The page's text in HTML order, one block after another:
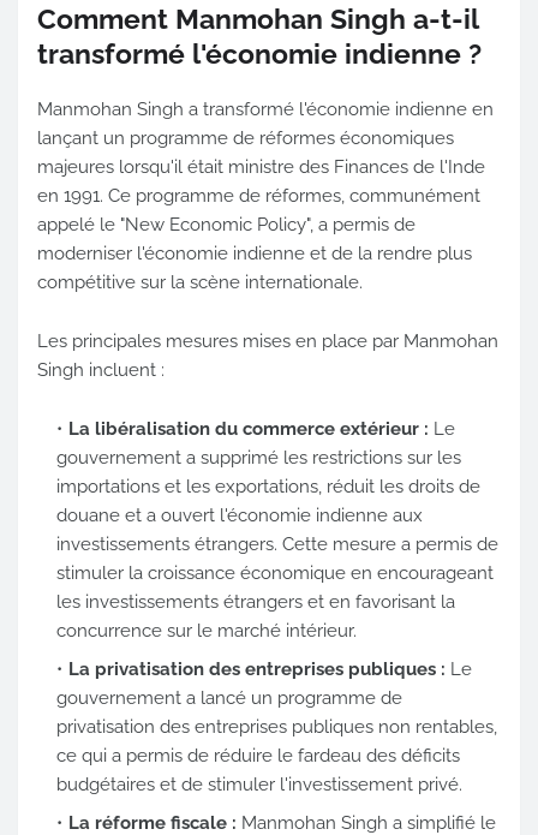
Comment Manmohan Singh a-t-il
transformé l'économie indienne ?
Manmohan Singh a transformé l'économie indienne en
lançant un programme de réformes économiques
majeures lorsqu'il était ministre des Finances de l'Inde
en 1991. Ce programme de réformes, communément
appelé le "New Economic Policy", a permis de
moderniser l'économie indienne et de la rendre plus
compétitive sur la scène internationale.
Les principales mesures mises en place par Manmohan
Singh incluent :
La libéralisation du commerce extérieur : Le
gouvernement a supprimé les restrictions sur les
importations et les exportations, réduit les droits de
douane et a ouvert l'économie indienne aux
investissements étrangers. Cette mesure a permis de
stimuler la croissance économique en encourageant
les investissements étrangers et en favorisant la
concurrence sur le marché intérieur.
La privatisation des entreprises publiques : Le
gouvernement a lancé un programme de
privatisation des entreprises publiques non rentables,
ce qui a permis de réduire le fardeau des déficits
budgétaires et de stimuler l'investissement privé.
La réforme fiscale : Manmohan Singh a simplifié le